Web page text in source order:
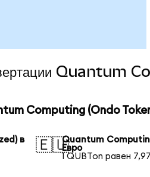
Computing (Ondo
в
🇪🇺Quantum
Евро
1 QUBTon равен